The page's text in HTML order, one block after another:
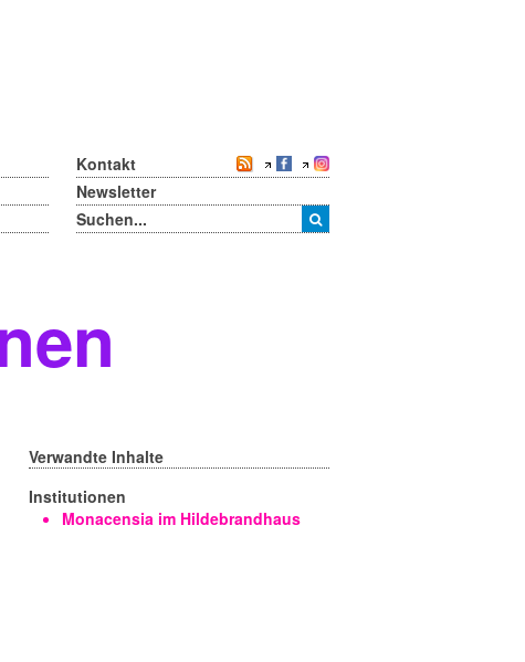
Kontakt
Newsletter
Verwandte Inhalte
Institutionen
Monacensia im Hildebrandhaus